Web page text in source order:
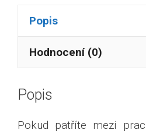
Popis
Hodnocení (0)
Popis
Pokud patříte mezi